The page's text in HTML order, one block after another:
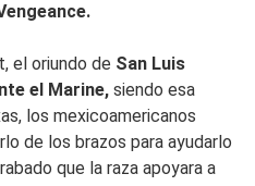
el oriundo de San Luis
el Marine, siendo esa
los mexicoamericanos
de los brazos para ayudarlo
que la raza apoyara a